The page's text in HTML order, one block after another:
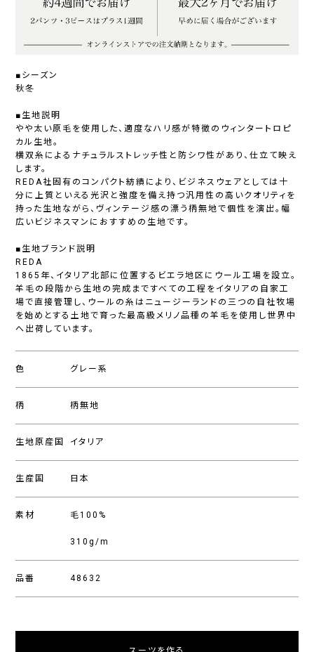
■シーズン
秋冬
■生地説明
やや太い原毛を使用した、適度なハリ感が特徴のウィンタートロピ
カル生地。
横双糸によるナチュラルストレッチ性と防シワ性があり、仕立て映え
します。
REDA社固有のコンパクト紡績により、ビジネスウェアとしては十
分に上質といえる光沢と強度を備え持つ汎用性の高いクオリティを
持った生地ながら、ヴィンテージ感の漂う柄無地で個性を演出。幅
広いビジネスマンにおすすめの生地です。
■生地ブランド説明
REDA
1865年、イタリア北部に位置するビエラ地区にウール工場を設立。
羊毛の段階から生地の完成まですべての工程をイタリアの自家工
場で直接管理し、ウールの糸はニュージーランドの三つの自社牧場
を始めとする土地で育った最高級メリノ品種の羊毛を使用し世界中
へ出荷しています。
色 グレー系
柄 柄無地
生地原産国 イタリア
生産国 日本
素材 毛100%
310g/m
品番 48632